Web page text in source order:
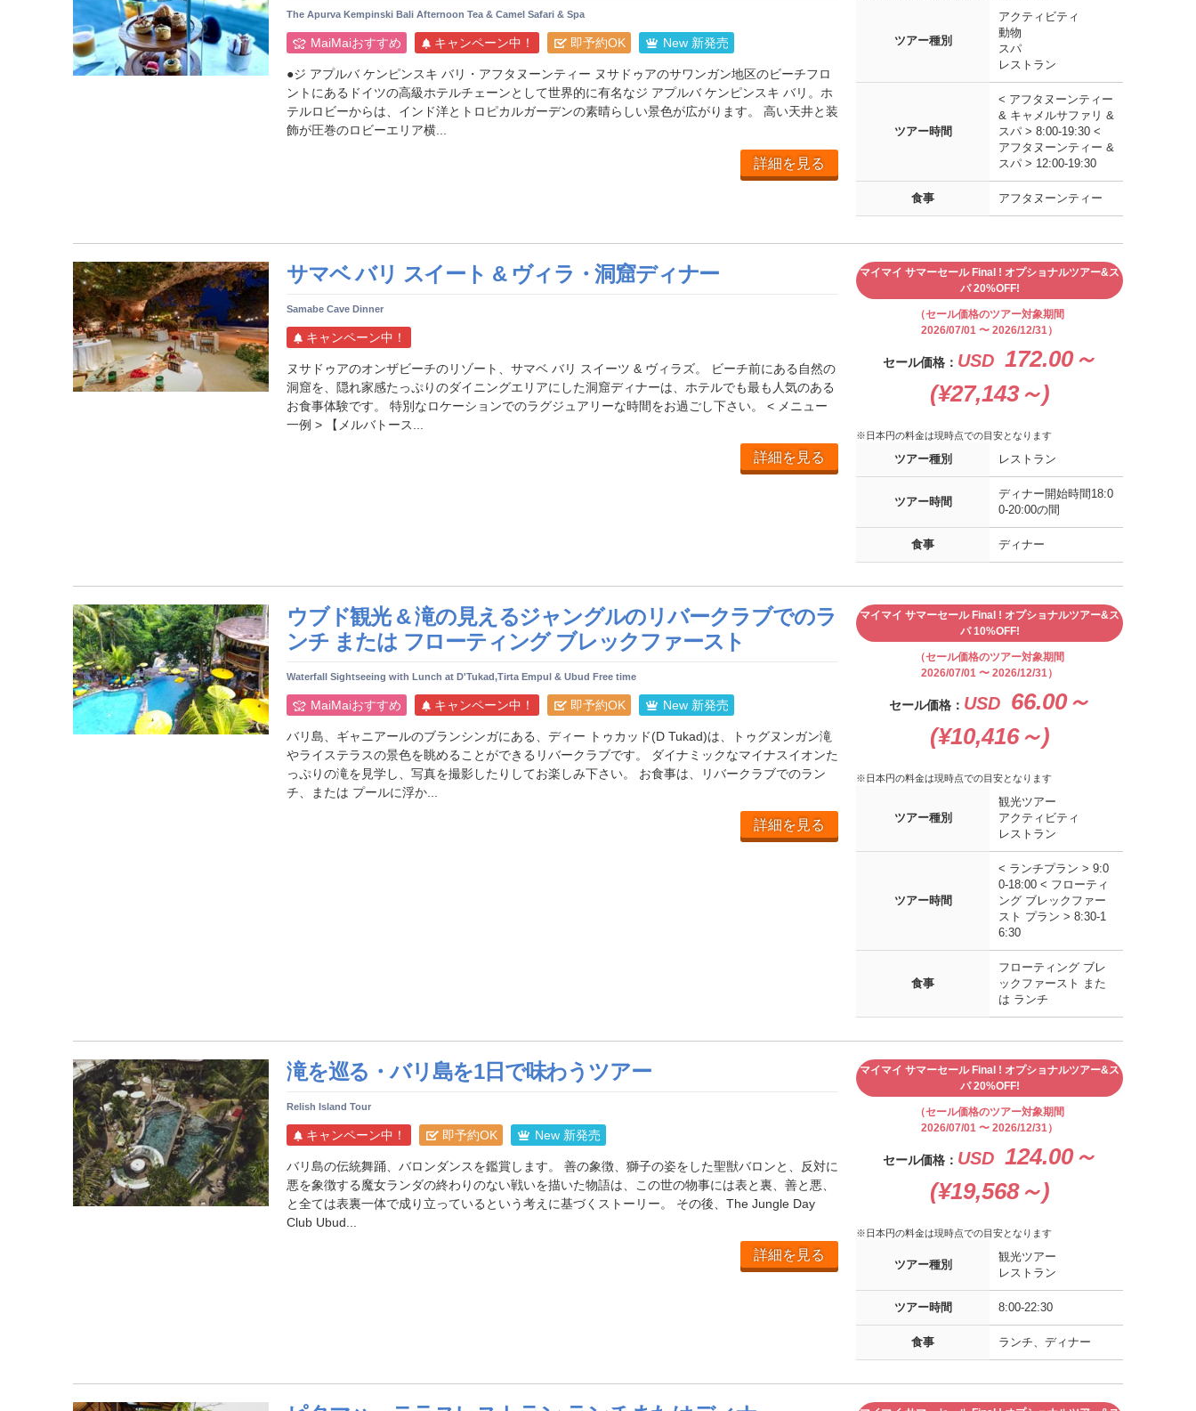
The Apurva Kempinski Bali Afternoon Tea & Camel Safari & Spa
MaiMaiおすすめ キャンペーン中！ 即予約OK New 新発売
●ジ アプルバ ケンピンスキ バリ・アフタヌーンティー ヌサドゥアのサワンガン地区のビーチフロ
ントにあるドイツの高級ホテルチェーンとして世界的に有名なジ アプルバ ケンピンスキ バリ。ホ
テルロビーからは、インド洋とトロピカルガーデンの素晴らしい景色が広がります。 高い天井と装
飾が圧巻のロビーエリア横...
詳細を見る
ツアー種別
アクティビティ
動物
スパ
レストラン
ツアー時間
< アフタヌーンティー
& キャメルサファリ &
スパ > 8:00-19:30 <
アフタヌーンティー &
スパ > 12:00-19:30
食事 アフタヌーンティー
サマベ バリ スイート & ヴィラ・洞窟ディナー
Samabe Cave Dinner
キャンペーン中！
ヌサドゥアのオンザビーチのリゾート、サマベ バリ スイーツ & ヴィラズ。 ビーチ前にある自然の
洞窟を、隠れ家感たっぷりのダイニングエリアにした洞窟ディナーは、ホテルでも最も人気のある
お食事体験です。 特別なロケーションでのラグジュアリーな時間をお過ごし下さい。 < メニュー
一例 > 【メルバトース...
詳細を見る
マイマイ サマーセール Final ! オプショナルツアー&ス
パ 20%OFF!
（セール価格のツアー対象期間
2026/07/01 〜 2026/12/31）
セール価格： USD 172.00～
(¥27,143～)
※日本円の料金は現時点での目安となります
ツアー種別 レストラン
ツアー時間
ディナー開始時間18:0
0-20:00の間
食事 ディナー
ウブド観光 & 滝の見えるジャングルのリバークラブでのラ
ンチ または フローティング ブレックファースト
Waterfall Sightseeing with Lunch at D'Tukad,Tirta Empul & Ubud Free time
MaiMaiおすすめ キャンペーン中！ 即予約OK New 新発売
バリ島、ギャニアールのブランシンガにある、ディー トゥカッド(D Tukad)は、トゥグヌンガン滝
やライステラスの景色を眺めることができるリバークラブです。 ダイナミックなマイナスイオンた
っぷりの滝を見学し、写真を撮影したりしてお楽しみ下さい。 お食事は、リバークラブでのラン
チ、または プールに浮か...
詳細を見る
マイマイ サマーセール Final ! オプショナルツアー&ス
パ 10%OFF!
（セール価格のツアー対象期間
2026/07/01 〜 2026/12/31）
セール価格： USD 66.00～
(¥10,416～)
※日本円の料金は現時点での目安となります
ツアー種別
観光ツアー
アクティビティ
レストラン
ツアー時間
< ランチプラン > 9:0
0-18:00 < フローティ
ング ブレックファー
スト プラン > 8:30-1
6:30
食事
フローティング ブレ
ックファースト また
は ランチ
滝を巡る・バリ島を1日で味わうツアー
Relish Island Tour
キャンペーン中！ 即予約OK New 新発売
バリ島の伝統舞踊、バロンダンスを鑑賞します。 善の象徴、獅子の姿をした聖獣バロンと、反対に
悪を象徴する魔女ランダの終わりのない戦いを描いた物語は、この世の物事には表と裏、善と悪、
と全ては表裏一体で成り立っているという考えに基づくストーリー。 その後、The Jungle Day
Club Ubud...
詳細を見る
マイマイ サマーセール Final ! オプショナルツアー&ス
パ 20%OFF!
（セール価格のツアー対象期間
2026/07/01 〜 2026/12/31）
セール価格： USD 124.00～
(¥19,568～)
※日本円の料金は現時点での目安となります
ツアー種別
観光ツアー
レストラン
ツアー時間 8:00-22:30
食事 ランチ、ディナー